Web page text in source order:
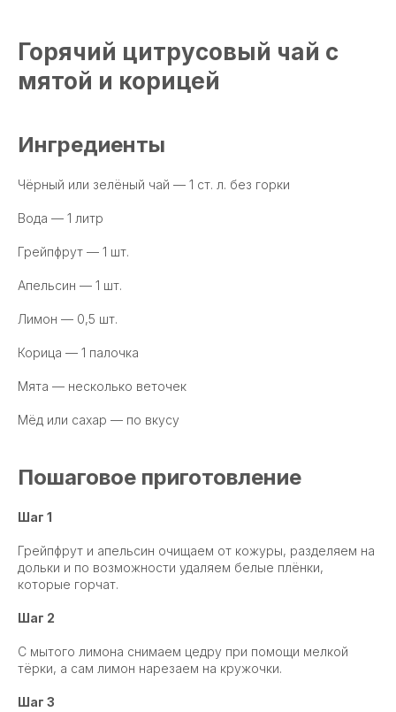
Горячий цитрусовый чай с
мятой и корицей
Ингредиенты
Чёрный или зелёный чай — 1 ст. л. без горки
Вода — 1 литр
Грейпфрут — 1 шт.
Апельсин — 1 шт.
Лимон — 0,5 шт.
Корица — 1 палочка
Мята — несколько веточек
Мёд или сахар — по вкусу
Пошаговое приготовление
Шаг 1
Грейпфрут и апельсин очищаем от кожуры, разделяем на
дольки и по возможности удаляем белые плёнки,
которые горчат.
Шаг 2
С мытого лимона снимаем цедру при помощи мелкой
тёрки, а сам лимон нарезаем на кружочки.
Шаг 3